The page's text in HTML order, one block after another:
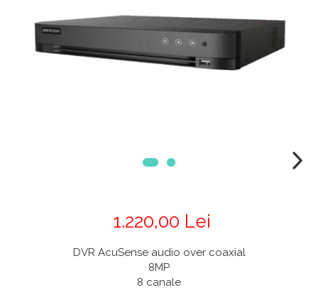
1.220,00 Lei
DVR AcuSense audio over coaxial
8MP
8 canale